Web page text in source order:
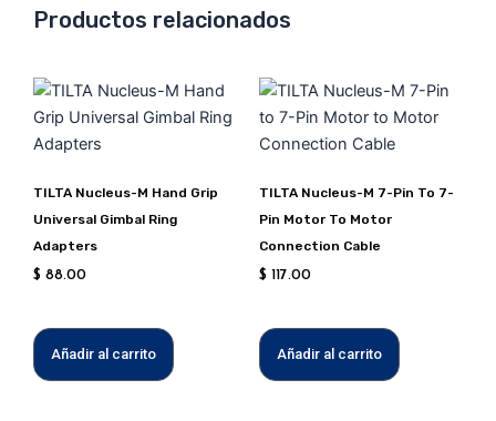
Productos relacionados
TILTA Nucleus-M Hand Grip
Universal Gimbal Ring
Adapters
$ 88.00
Añadir al carrito
TILTA Nucleus-M 7-Pin To 7-
Pin Motor To Motor
Connection Cable
$ 117.00
Añadir al carrito